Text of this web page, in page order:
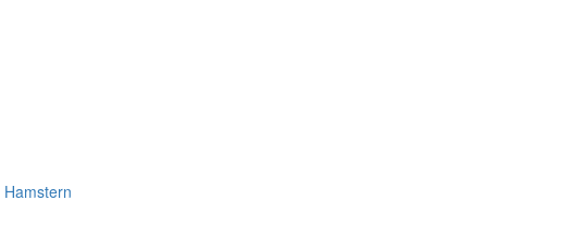
Hamstern